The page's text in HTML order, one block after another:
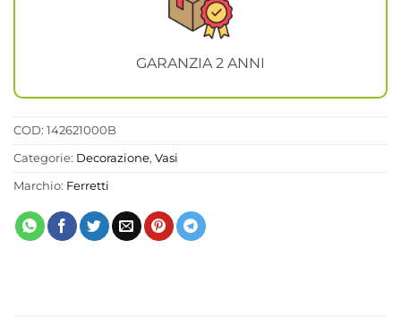
GARANZIA 2 ANNI
COD: 142621000B
Categorie: Decorazione, Vasi
Marchio: Ferretti